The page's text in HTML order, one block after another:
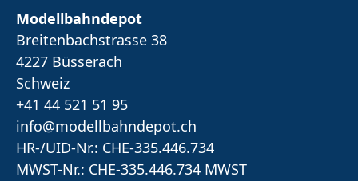
Modellbahndepot
Breitenbachstrasse 38
4227 Büsserach
Schweiz
+41 44 521 51 95
info@modellbahndepot.ch
HR-/UID-Nr.: CHE-335.446.734
MWST-Nr.: CHE-335.446.734 MWST